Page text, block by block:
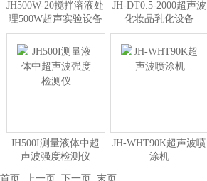
JH500W-20搅拌溶液处
理500W超声实验设备
JH-DT0.5-2000超声波
化妆品乳化设备
JH500I测量液体中超
声波强度检测仪
JH-WHT90K超声波喷
涂机
首页 上一页 下一页 末页